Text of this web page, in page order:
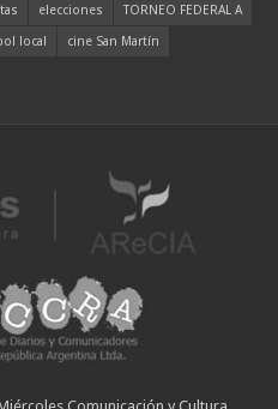
elecciones
TORNEO FEDERAL A
local cine San Martín